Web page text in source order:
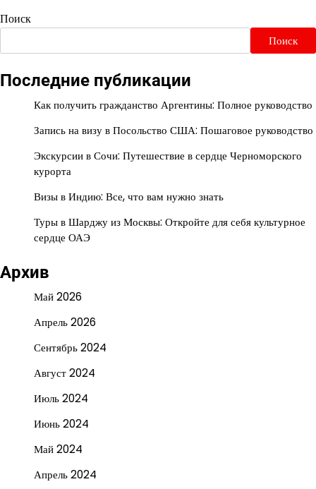
Поиск
Поиск
Последние публикации
Как получить гражданство Аргентины: Полное руководство
Запись на визу в Посольство США: Пошаговое руководство
Экскурсии в Сочи: Путешествие в сердце Черноморского
курорта
Визы в Индию: Все, что вам нужно знать
Туры в Шарджу из Москвы: Откройте для себя культурное
сердце ОАЭ
Архив
Май 2026
Апрель 2026
Сентябрь 2024
Август 2024
Июль 2024
Июнь 2024
Май 2024
Апрель 2024